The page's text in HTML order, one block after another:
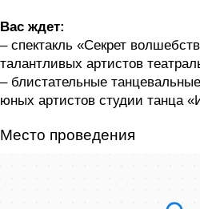
Вас ждет:
– спектакль «Секрет
талантливых артистов
– блистательные
юных артистов студии танца
Место проведения